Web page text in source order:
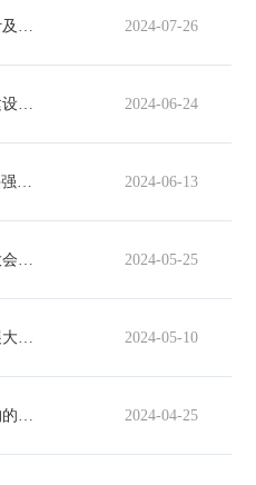
2024深圳数字能源展台设计及搭建招标通知 [已截止]
2024-07-26
2024第十届中国民用机场建设年会展位搭建招标 [已截止]
2024-06-24
关于yabo.com东莞市东坑兴强亚精密五金加工厂形象宣传片采购项目招标公告 2024-06-13
2024年新型配电系统技术大会展台设计及搭建招标通知 [已截止]
2024-05-25
2024年山东储能高质量发展大会展位搭建招标文件 [已截止]
2024-05-10
关于公开选聘资产评估机构的公告 2024-04-25